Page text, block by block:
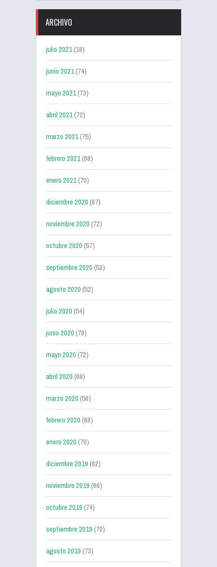
ARCHIVO
julio 2021(18)
junio 2021(74)
mayo 2021(73)
abril 2021(72)
marzo 2021(75)
febrero 2021(68)
enero 2021(70)
diciembre 2020(67)
noviembre 2020(72)
octubre 2020(57)
septiembre 2020(52)
agosto 2020(52)
julio 2020(54)
junio 2020(79)
mayo 2020(72)
abril 2020(68)
marzo 2020(56)
febrero 2020(68)
enero 2020(70)
diciembre 2019(62)
noviembre 2019(66)
octubre 2019(74)
septiembre 2019(70)
agosto 2019(73)